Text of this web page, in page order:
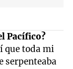
Pacífico?
que toda mi
serpenteaba